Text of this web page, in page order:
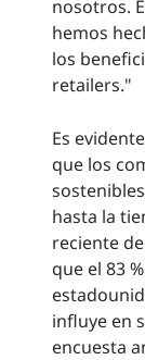
nosotros.
hemos
los
retailers."
Es
que los
hasta la
reciente
que el 83
influye en
encuesta